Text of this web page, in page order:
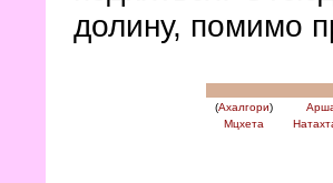
долину, помимо
(Ахалгори)
Мцхета